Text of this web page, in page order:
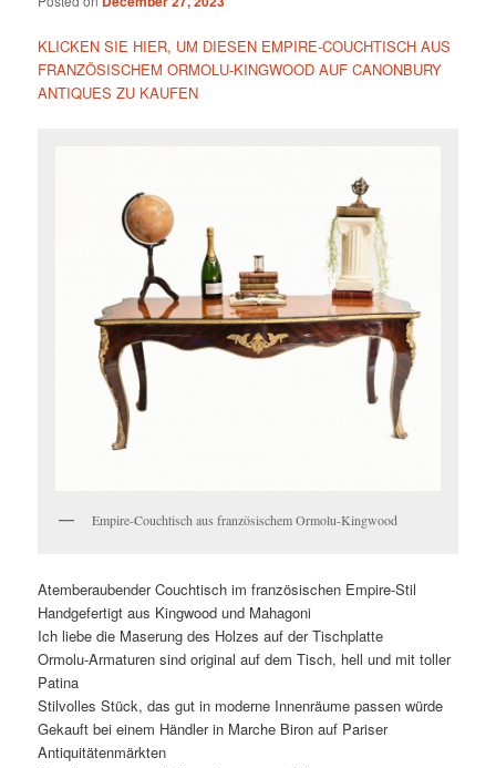
KLICKEN SIE HIER, UM DIESEN EMPIRE-COUCHTISCH AUS
FRANZÖSISCHEM ORMOLU-KINGWOOD AUF CANONBURY
ANTIQUES ZU KAUFEN
Empire-Couchtisch aus französischem Ormolu-Kingwood
Atemberaubender Couchtisch im französischen Empire-Stil
Handgefertigt aus Kingwood und Mahagoni
Ich liebe die Maserung des Holzes auf der Tischplatte
Ormolu-Armaturen sind original auf dem Tisch, hell und mit toller
Patina
Stilvolles Stück, das gut in moderne Innenräume passen würde
Gekauft bei einem Händler in Marche Biron auf Pariser
Antiquitätenmärkten